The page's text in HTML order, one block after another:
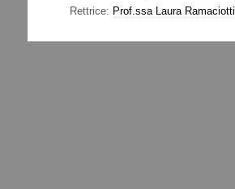
Rettrice: Prof.ssa Laura Ramaciotti